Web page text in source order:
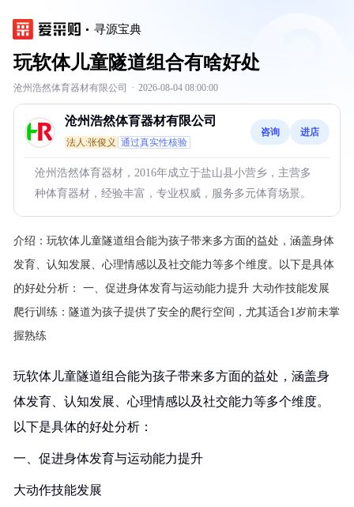
寻源宝典
玩软体儿童隧道组合有啥好处
沧州浩然体育器材有限公司 · 2026-08-04 08:00:00
沧州浩然体育器材有限公司
法人:张俊义 通过真实性核验
咨询 进店
沧州浩然体育器材，2016年成立于盐山县小营乡，主营多
种体育器材，经验丰富，专业权威，服务多元体育场景。
介绍： 玩软体儿童隧道组合能为孩子带来多方面的益处，涵盖身体
发育、认知发展、心理情感以及社交能力等多个维度。以下是具体
的好处分析：
一、促进身体发育与运动能力提升 大动作技能发展
爬行训练：隧道为孩子提供了安全的爬行空间，尤其适合1岁前未掌
握熟练
玩软体儿童隧道组合能为孩子带来多方面的益处，涵盖身
体发育、认知发展、心理情感以及社交能力等多个维度。
以下是具体的好处分析：
一、促进身体发育与运动能力提升
大动作技能发展